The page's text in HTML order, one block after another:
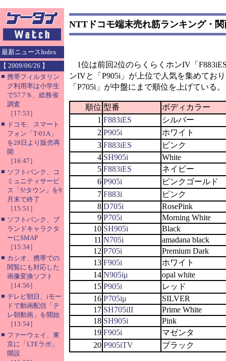
最新ニュースIndex
【 2009/06/26 】
■ 携帯フィルタリン
グ利用率は小学生
で57.7％、総務省
調査
［17:53］
■ ドコモ、スマート
フォン「T-01A」
を28日より販売再
開
［16:47］
■ ソフトバンク、コ
ミュニティサービ
ス「S!タウン」を9
月末で終了
［15:51］
■ ソフトバンク、ブ
ランドキャラクタ
ーにSMAP
［15:34］
■ カシオ、携帯での
閲覧にも対応した
画像変換ソフト
［14:56］
■ テレビ朝日、iモー
ドで動画配信「テ
レ朝動画」を開始
［13:54］
■ ファーウェイ、東
京に「LTEラボ」
開設
NTTドコモ端末売れ筋ランキング・関
1位は前回2位のらくらくホンIV「
ンIVと「P905i」が上位で人気を集めてお
「P705i」が中盤にまで順位を上げている。
順位 型番
ボディカラー
1 F883iES
シルバー
2 P905i
ホワイト
3 F883iES
ピンク
4 SH905i
White
5 F883iES
ネイビー
6 P905i
ピンクゴールド
7 F883i
ピンク
8 D705i
RosePink
9 P705i
Morning White
10 SH905i
Black
11 N705i
amadana black
12 P705i
Premium Dark
13 F905i
ホワイト
14 N905iμ
opal white
15 P905i
レッド
16 P705iμ
SILVER
17 SH705iII
Prime White
18 SH905i
Pink
19 F905i
マゼンタ
20 P905iTV ブラック